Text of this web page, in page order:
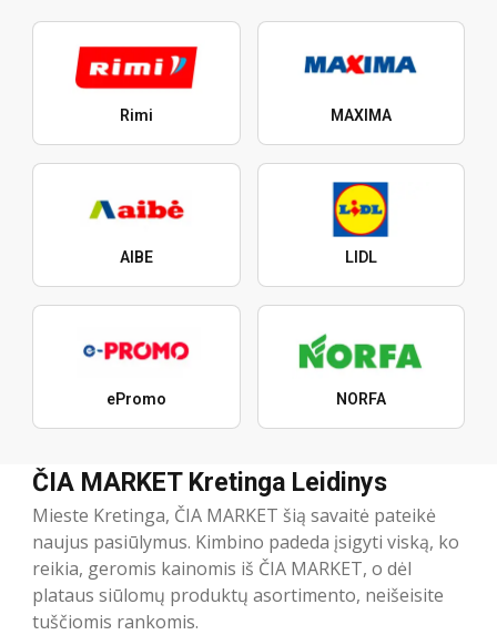
Rimi MAXIMA
AIBE LIDL
ePromo NORFA
ČIA MARKET Kretinga Leidinys
Mieste Kretinga, ČIA MARKET šią savaitė pateikė
naujus pasiūlymus. Kimbino padeda įsigyti viską, ko
reikia, geromis kainomis iš ČIA MARKET, o dėl
plataus siūlomų produktų asortimento, neišeisite
tuščiomis rankomis.